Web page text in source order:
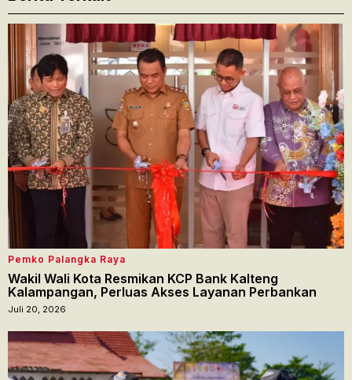
Pemko Palangka Raya
Wakil Wali Kota Resmikan KCP Bank Kalteng
Kalampangan, Perluas Akses Layanan Perbankan
Juli 20, 2026